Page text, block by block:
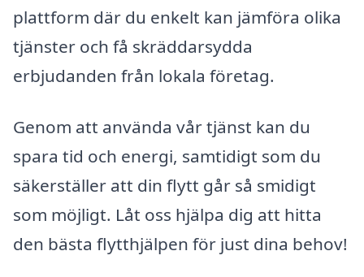
plattform där du enkelt kan jämföra olika
tjänster och få skräddarsydda
erbjudanden från lokala företag.
Genom att använda vår tjänst kan du
spara tid och energi, samtidigt som du
säkerställer att din flytt går så smidigt
som möjligt. Låt oss hjälpa dig att hitta
den bästa flytthjälpen för just dina behov!